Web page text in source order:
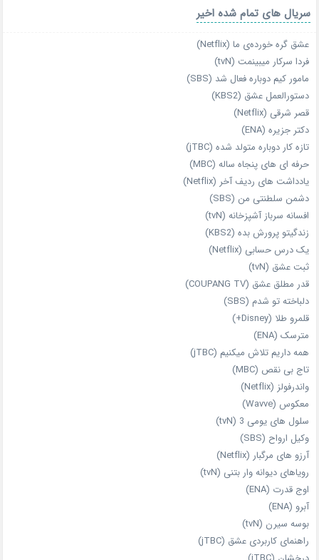
سریال های تمام شده اخیر
عشق گره خورده‌ی ما (Netflix)
فردا سرکار میبینمت (tvN)
مامور کیم دوباره فعال شد (SBS)
دستورالعمل عشق (KBS2)
قصر شرقی (Netflix)
دکتر جزیره (ENA)
تازه‌ کار دوباره‌ متولد شده (jTBC)
حرفه‌ ای‌ های پنجاه‌ ساله (MBC)
یادداشت‌ های ردیف آخر (Netflix)
دشمن سلطنتی من (SBS)
افسانه سرباز آشپزخانه (tvN)
زندگیتو پرورش بده (KBS2)
یک درس حسابی (Netflix)
ثبت عشق (tvN)
قدر مطلق عشق (COUPANG TV)
دلباخته تو شدم (SBS)
قلمرو طلا (Disney+)
مترسک (ENA)
همه داریم تلاش میکنیم (jTBC)
تاج بی‌ نقص (MBC)
واندرفولز (Netflix)
معکوس (Wavve)
سلول های یومی 3 (tvN)
وکیل ارواح (SBS)
آرزو های مرگبار (Netflix)
رویاهای دیوانه‌ وار بتنی (tvN)
اوج قدرت (ENA)
آبرو (ENA)
بوسه سیرن (tvN)
راهنمای کاربردی عشق (jTBC)